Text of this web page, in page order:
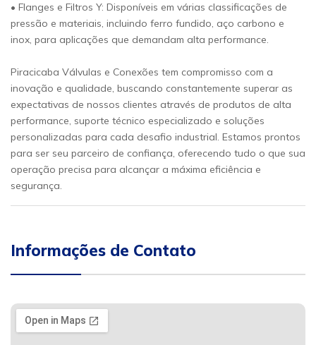
• Flanges e Filtros Y: Disponíveis em várias classificações de
pressão e materiais, incluindo ferro fundido, aço carbono e
inox, para aplicações que demandam alta performance.
Piracicaba Válvulas e Conexões tem compromisso com a
inovação e qualidade, buscando constantemente superar as
expectativas de nossos clientes através de produtos de alta
performance, suporte técnico especializado e soluções
personalizadas para cada desafio industrial. Estamos prontos
para ser seu parceiro de confiança, oferecendo tudo o que sua
operação precisa para alcançar a máxima eficiência e
segurança.
Informações de Contato